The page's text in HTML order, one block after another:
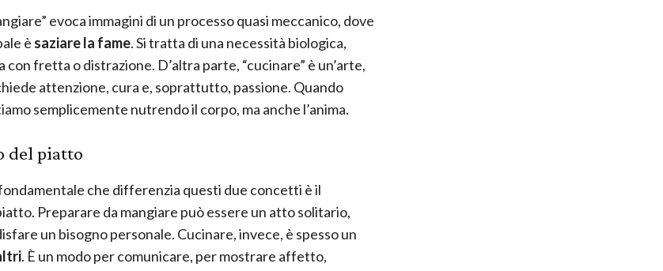
evoca immagini di un processo quasi meccanico, dove
è saziare la fame. Si tratta di una necessità biologica,
fretta o distrazione. D’altra parte, “cucinare” è un’arte,
attenzione, cura e, soprattutto, passione. Quando
semplicemente nutrendo il corpo, ma anche l’anima.
del piatto
che differenzia questi due concetti è il
Preparare da mangiare può essere un atto solitario,
un bisogno personale. Cucinare, invece, è spesso un
. È un modo per comunicare, per mostrare affetto,